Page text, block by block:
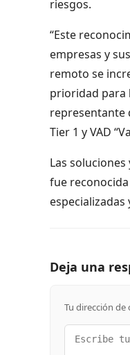
riesgos.
“Este
empresas y
remoto se
prioridad para
representante
Tier 1 y VAD
Las
fue
Deja una
Tu dirección